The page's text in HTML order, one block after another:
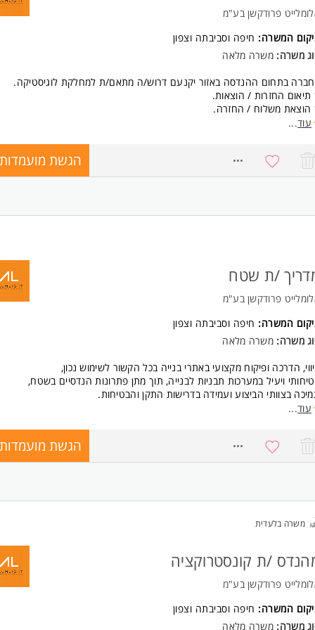
כאחד.
פרודקשן בע"מ
המשרה: חיפה וסביבתה וצפון
משרה: משרה מלאה
בתחום ההנדסה באזור יקנעם דרוש/ה מתאם/ת למחלקת לוגיסטיקה.
החזרות / הוצאות.
הוצאת משלוח / החזרה.
בדוחות.
דרישות:
ידע וניסיון בתחום הלוגיסטי. הנדסאי/ת תעשייה וניהול- יתרון משמעותי.
עמידה תחת לחץ.
לנשים ולגברים כאחד.
עוד...
הגשת מועמדות
/ת שטח
פרודקשן בע"מ
המשרה: חיפה וסביבתה וצפון
משרה: משרה מלאה
הדרכה ופיקוח מקצועי באתרי בנייה בכל הקשור לשימוש נכון,
ויעיל במערכות תבניות לבנייה, תוך מתן פתרונות הנדסיים בשטח,
בצוותי הביצוע ועמידה בדרישות התקן והבטיחות.
ליווי הקמה, פירוק ושימוש במערכות תבניות)קירות, תקרות, עמודים,
אלמנטים מיוחדים(.
על יישום פתרונות תבניות בהתאם לתכניות, מפרטים ותקנים.
בטיחות ועמידה בדרישות תקן.
מקצועי ותיעוד סטטוס פרויקטים.
בהטמעת מוצרים חדשים והדרכות ייעודיות
מהנדס בניין - חובה.
עם עבודות שלד, בטון ותבניות - יתרון משמעותי.
תכניות קונסטרוקציה ושרטוטים הנדסיים.
שליטה בתקני בטיחות באתרי בנייה.
עוד...
הגשת מועמדות
משרה בלעדית
/ת קונסטרוקציה
פרודקשן בע"מ
המשרה: חיפה וסביבתה וצפון
משרה: משרה מלאה